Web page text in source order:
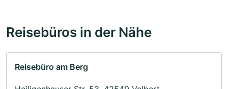
Reisebüros in der Nähe
Reisebüro am Berg